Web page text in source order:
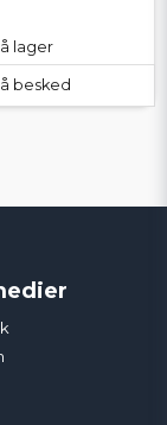
lager
besked